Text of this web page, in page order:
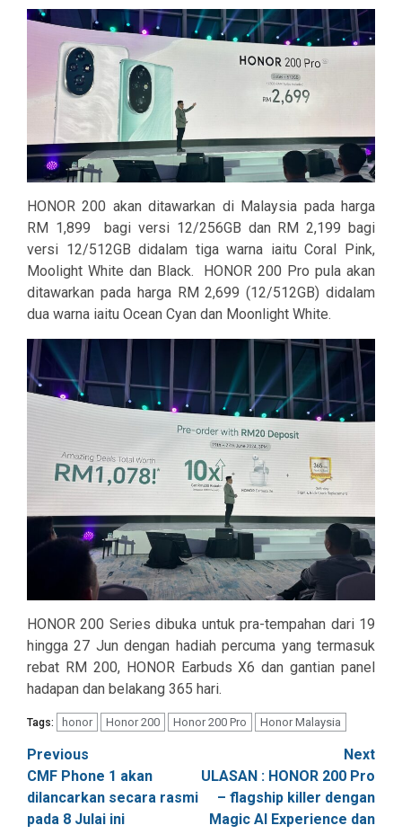
HONOR 200 akan ditawarkan di Malaysia pada harga
RM 1,899 bagi versi 12/256GB dan RM 2,199 bagi
versi 12/512GB didalam tiga warna iaitu Coral Pink,
Moolight White dan Black. HONOR 200 Pro pula akan
ditawarkan pada harga RM 2,699 (12/512GB) didalam
dua warna iaitu Ocean Cyan dan Moonlight White.
HONOR 200 Series dibuka untuk pra-tempahan dari 19
hingga 27 Jun dengan hadiah percuma yang termasuk
rebat RM 200, HONOR Earbuds X6 dan gantian panel
hadapan dan belakang 365 hari.
Tags: honor Honor 200 Honor 200 Pro Honor Malaysia
Post
navigation
Previous
CMF Phone 1 akan
dilancarkan secara rasmi
pada 8 Julai ini
Next
ULASAN : HONOR 200 Pro
– flagship killer dengan
Magic AI Experience dan